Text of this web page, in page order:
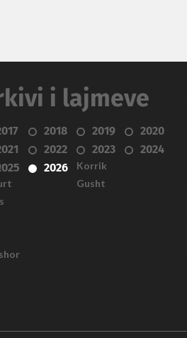
i lajmeve
2018 2019
2020
2022 2023
2024
2026
Korrik
Gusht